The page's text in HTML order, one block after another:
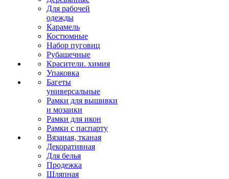
Для рабочей
одежды
Карамель
Костюмные
Набор пуговиц
Рубашечные
Красители. химия
Упаковка
Багеты
универсальные
Рамки для вышивки
и мозаики
Рамки для икон
Рамки с паспарту
Вязаная, тканая
Декоративная
Для белья
Продежка
Шляпная